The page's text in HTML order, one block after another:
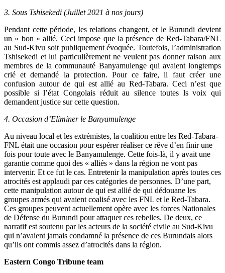
3. Sous Tshisekedi (Juillet 2021 à nos jours)
Pendant cette période, les relations changent, et le Burundi devient
un « bon » allié. Ceci impose que la présence de Red-Tabara/FNL
au Sud-Kivu soit publiquement évoquée. Toutefois, l’administration
Tshisekedi et lui particulièrement ne veulent pas donner raison aux
membres de la communauté Banyamulenge qui avaient longtemps
crié et demandé la protection. Pour ce faire, il faut créer une
confusion autour de qui est allié au Red-Tabara. Ceci n’est que
possible si l’état Congolais réduit au silence toutes ls voix qui
demandent justice sur cette question.
4. Occasion d’Eliminer le Banyamulenge
Au niveau local et les extrémistes, la coalition entre les Red-Tabara-
FNL était une occasion pour espérer réaliser ce rêve d’en finir une
fois pour toute avec le Banyamulenge. Cette fois-là, il y avait une
garantie comme quoi des « alliés » dans la région ne vont pas
intervenir. Et ce fut le cas. Entretenir la manipulation après toutes ces
atrocités est applaudi par ces catégories de personnes. D’une part,
cette manipulation autour de qui est allié de qui dédouane les
groupes armés qui avaient coalisé avec les FNL et le Red-Tabara.
Ces groupes peuvent actuellement opère avec les forces Nationales
de Défense du Burundi pour attaquer ces rebelles. De deux, ce
narratif est soutenu par les acteurs de la société civile au Sud-Kivu
qui n’avaient jamais condamné la présence de ces Burundais alors
qu’ils ont commis assez d’atrocités dans la région.
Eastern Congo Tribune team